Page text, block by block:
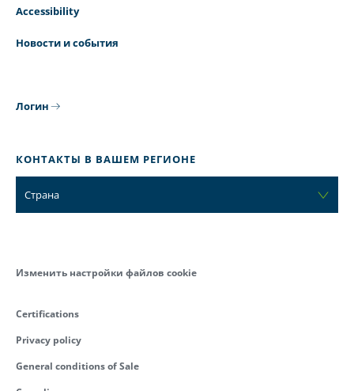
Accessibility
Новости и события
Логин
КОНТАКТЫ В ВАШЕМ РЕГИОНЕ
Страна
Изменить настройки файлов cookie
Certifications
Privacy policy
General conditions of Sale